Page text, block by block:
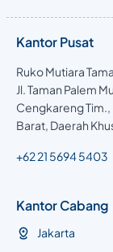
Kantor Pusat
Ruko Mutiara
Jl. Taman Palem
Cengkareng
Barat, Daerah
+62 21 5694 5403
Kantor Cabang
Jakarta